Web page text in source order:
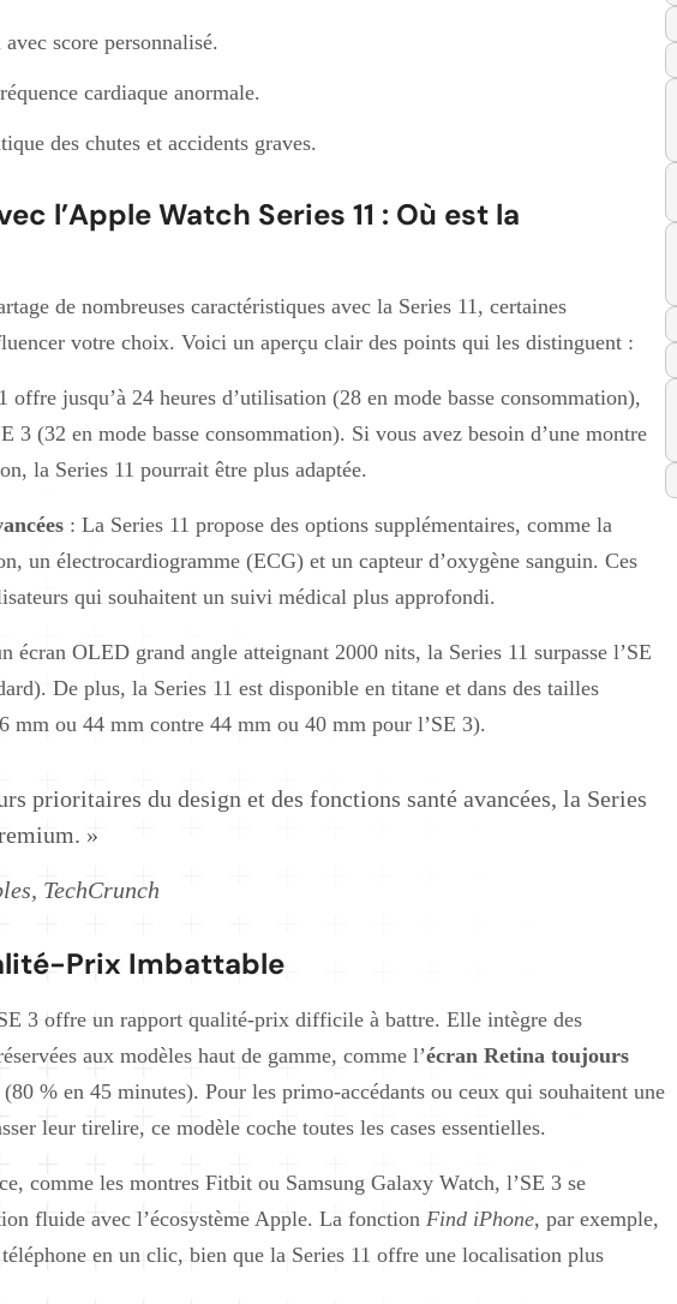
score personnalisé.
cardiaque anormale.
des chutes et accidents graves.
l’Apple Watch Series 11 : Où est la
de nombreuses caractéristiques avec la Series 11, certaines
votre choix. Voici un aperçu clair des points qui les distinguent :
offre jusqu’à 24 heures d’utilisation (28 en mode basse consommation),
3 (32 en mode basse consommation). Si vous avez besoin d’une montre
la Series 11 pourrait être plus adaptée.
: La Series 11 propose des options supplémentaires, comme la
un électrocardiogramme (ECG) et un capteur d’oxygène sanguin. Ces
qui souhaitent un suivi médical plus approfondi.
écran OLED grand angle atteignant 2000 nits, la Series 11 surpasse l’SE
De plus, la Series 11 est disponible en titane et dans des tailles
mm ou 44 mm contre 44 mm ou 40 mm pour l’SE 3).
prioritaires du design et des fonctions santé avancées, la Series
»
TechCrunch
Prix Imbattable
3 offre un rapport qualité-prix difficile à battre. Elle intègre des
aux modèles haut de gamme, comme l’écran Retina toujours
(80 % en 45 minutes). Pour les primo-accédants ou ceux qui souhaitent une
leur tirelire, ce modèle coche toutes les cases essentielles.
comme les montres Fitbit ou Samsung Galaxy Watch, l’SE 3 se
fluide avec l’écosystème Apple. La fonction Find iPhone, par exemple,
en un clic, bien que la Series 11 offre une localisation plus